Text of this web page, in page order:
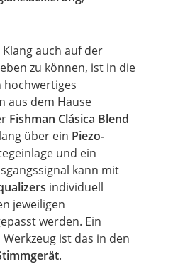
auch auf der
zu können, ist in die
hochwertiges
aus dem Hause
Fishman Clásica Blend
über ein Piezo-
und ein
kann mit
individuell
jeweiligen
werden. Ein
ist das in den
.